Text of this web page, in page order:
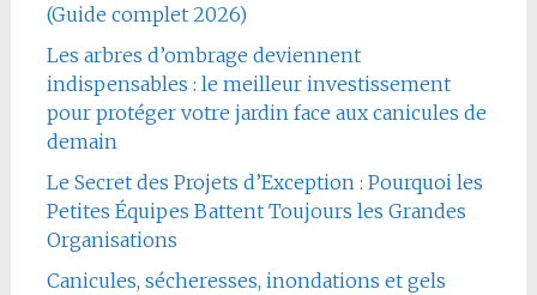
(Guide complet 2026)
Les arbres d’ombrage deviennent
indispensables : le meilleur investissement
pour protéger votre jardin face aux canicules de
demain
Le Secret des Projets d’Exception : Pourquoi les
Petites Équipes Battent Toujours les Grandes
Organisations
Canicules, sécheresses, inondations et gels